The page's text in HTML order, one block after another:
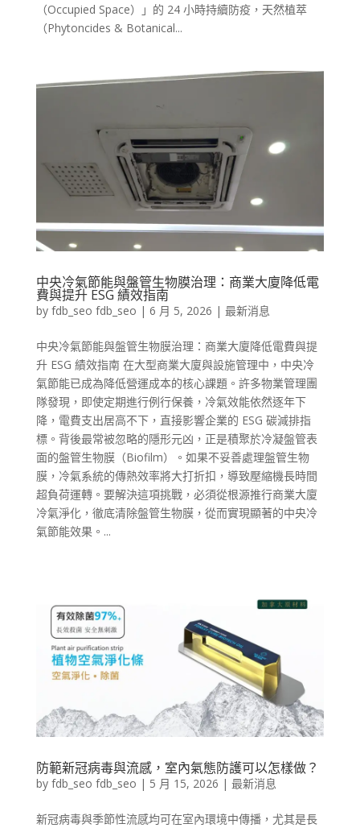
（Occupied Space）」的 24 小時持續防疫，天然植萃
（Phytoncides & Botanical...
中央冷氣節能與盤管生物膜治理：商業大廈降低電
費與提升 ESG 績效指南
by fdb_seo fdb_seo | 6 月 5, 2026 | 最新消息
中央冷氣節能與盤管生物膜治理：商業大廈降低電費與提
升 ESG 績效指南 在大型商業大廈與設施管理中，中央冷
氣節能已成為降低營運成本的核心課題。許多物業管理團
隊發現，即使定期進行例行保養，冷氣效能依然逐年下
降，電費支出居高不下，直接影響企業的 ESG 碳減排指
標。背後最常被忽略的隱形元凶，正是積聚於冷凝盤管表
面的盤管生物膜（Biofilm）。如果不妥善處理盤管生物
膜，冷氣系統的傳熱效率將大打折扣，導致壓縮機長時間
超負荷運轉。要解決這項挑戰，必須從根源推行商業大廈
冷氣淨化，徹底清除盤管生物膜，從而實現顯著的中央冷
氣節能效果。...
防範新冠病毒與流感，室內氣態防護可以怎樣做？
by fdb_seo fdb_seo | 5 月 15, 2026 | 最新消息
新冠病毒與季節性流感均可在室內環境中傳播，尤其是長